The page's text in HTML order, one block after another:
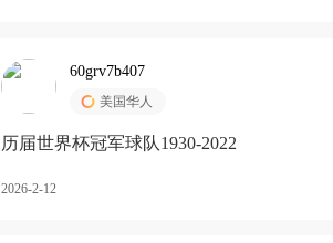
60grv7b407
美国华人
历届世界杯冠军球队1930-2022
2026-2-12